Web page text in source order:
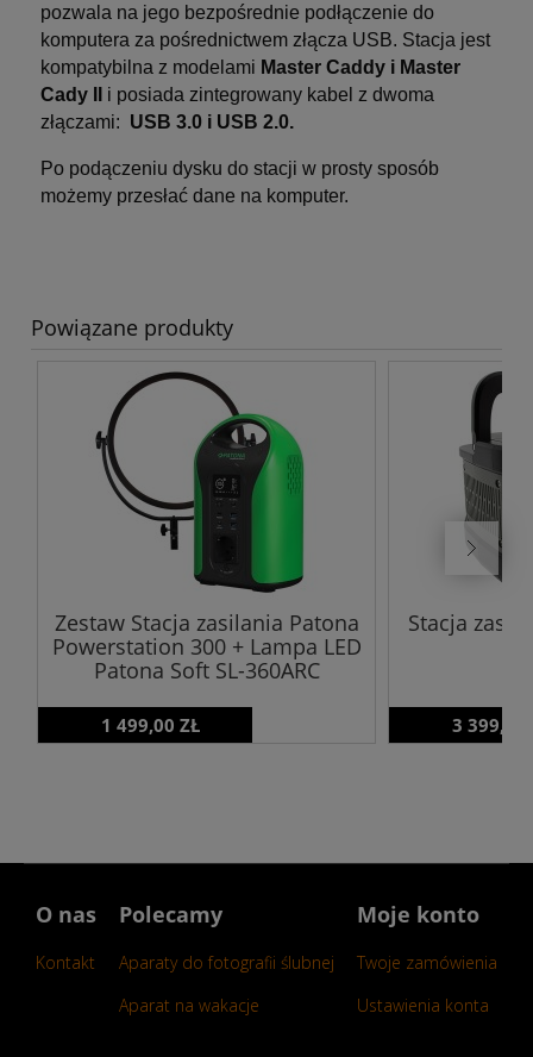
pozwala na jego bezpośrednie podłączenie do
komputera za pośrednictwem złącza USB. Stacja jest
kompatybilna z modelami Master Caddy i Master
Cady II
i posiada zintegrowany kabel z dwoma
złączami: USB 3.0 i USB 2.0.
Po podączeniu dysku do stacji w prosty sposób
możemy przesłać dane na komputer.
Powiązane produkty
Zestaw Stacja zasilania Patona
Powerstation 300 + Lampa LED
Patona Soft SL-360ARC
1 499,00 ZŁ
Stacja
3 399,00
O nas
Kontakt
Polecamy
Aparaty do fotografii ślubnej
Aparat na wakacje
Moje konto
Twoje zamówienia
Ustawienia konta